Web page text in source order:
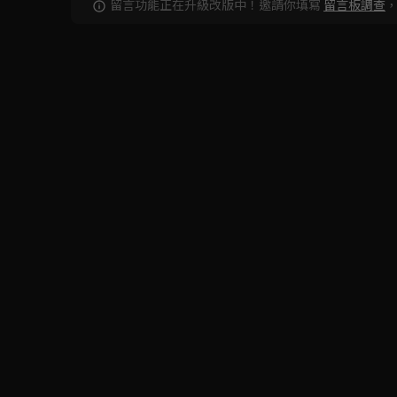
留言功能正在升級改版中！邀請你填寫 留言板調查